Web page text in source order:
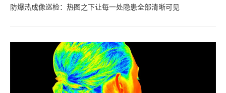
防爆热成像巡检：热图之下让每一处隐患全部清晰可见